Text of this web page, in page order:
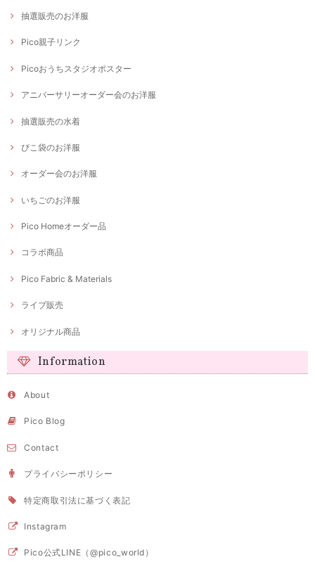
抽選販売のお洋服
Pico親子リンク
Picoおうちスタジオポスター
アニバーサリーオーダー会のお洋服
抽選販売の水着
ぴこ袋のお洋服
オーダー会のお洋服
いちごのお洋服
Pico Homeオーダー品
コラボ商品
Pico Fabric & Materials
ライブ販売
オリジナル商品
Information
About
Pico Blog
Contact
プライバシーポリシー
特定商取引法に基づく表記
Instagram
Pico公式LINE（@pico_world）